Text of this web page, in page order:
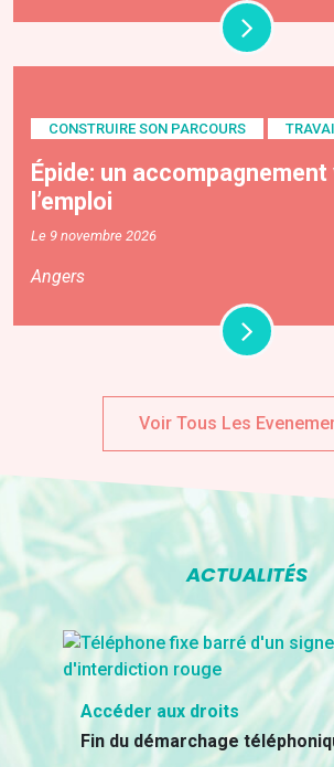
CONSTRUIRE SON PARCOURS
Épide: un accompagnement
l’emploi
Le 9 novembre 2026
Angers
Voir Tous Les
ACTUALITÉS
Accéder aux droits
Fin du démarchage